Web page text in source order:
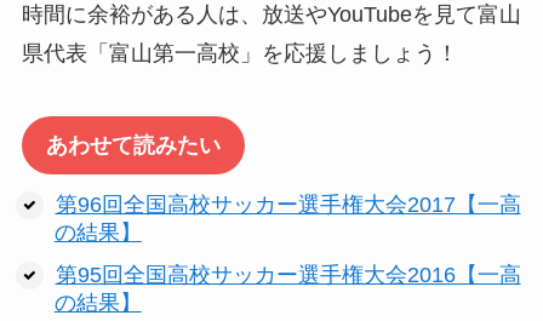
時間に余裕がある人は、放送やYouTubeを見て富山
県代表「富山第一高校」を応援しましょう！
あわせて読みたい
第96回全国高校サッカー選手権大会2017【一高
の結果】
第95回全国高校サッカー選手権大会2016【一高
の結果】